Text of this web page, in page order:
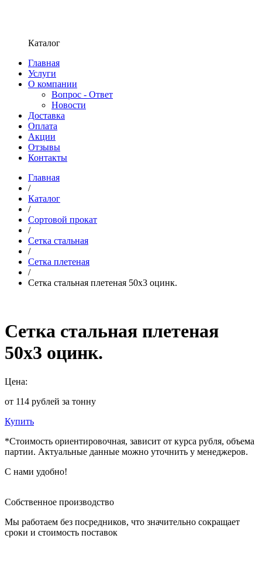
Каталог
Главная
Услуги
О компании
Вопрос - Ответ
Новости
Доставка
Оплата
Акции
Отзывы
Контакты
Главная
/
Каталог
/
Сортовой прокат
/
Сетка стальная
/
Сетка плетеная
/
Сетка стальная плетеная 50х3 оцинк.
Сетка стальная плетеная
50х3 оцинк.
Цена:
от 114 рублей за тонну
Купить
*Стоимость ориентировочная, зависит от курса рубля, объема
партии. Актуальные данные можно уточнить у менеджеров.
С нами удобно!
Собственное производство
Мы работаем без посредников, что значительно сокращает
сроки и стоимость поставок